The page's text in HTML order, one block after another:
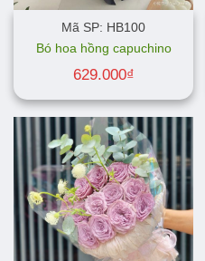
Mã SP: HB100
Bó hoa hồng capuchino
629.000₫